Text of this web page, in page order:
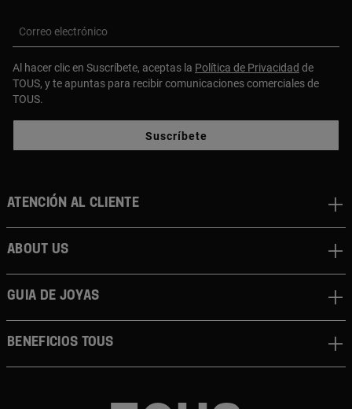
Correo electrónico
Al hacer clic en Suscríbete, aceptas la Política de Privacidad de
TOUS, y te apuntas para recibir comunicaciones comerciales de
TOUS.
Suscríbete
Atención al cliente
About us
Guia de joyas
Beneficios TOUS